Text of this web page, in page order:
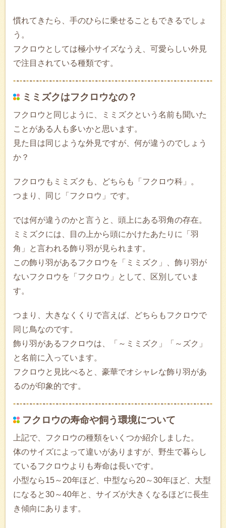
慣れてきたら、手のひらに乗せることもできるでしょ
う。
フクロウとしては極小サイズなうえ、可愛らしい外見
で注目されている種類です。
ミミズクはフクロウなの？
フクロウと同じように、ミミズクという名前も聞いた
ことがある人も多いかと思います。
見た目は同じような外見ですが、何が違うのでしょう
か？
フクロウもミミズクも、どちらも「フクロウ科」。
つまり、同じ「フクロウ」です。
では何が違うのかと言うと、頭上にある羽角の存在。
ミミズクには、目の上から頭にかけたあたりに「羽
角」と言われる飾り羽が見られます。
この飾り羽があるフクロウを「ミミズク」、飾り羽が
ないフクロウを「フクロウ」として、区別していま
す。
つまり、大きなくくりで言えば、どちらもフクロウで
同じ鳥なのです。
飾り羽があるフクロウは、「～ミミズク」「～ズク」
と名前に入っています。
フクロウと見比べると、豪華でオシャレな飾り羽があ
るのが印象的です。
フクロウの寿命や飼う環境について
上記で、フクロウの種類をいくつか紹介しました。
体のサイズによって違いがありますが、野生で暮らし
ているフクロウよりも寿命は長いです。
小型なら15～20年ほど、中型なら20～30年ほど、大型
になると30～40年と、サイズが大きくなるほどに長生
き傾向にあります。